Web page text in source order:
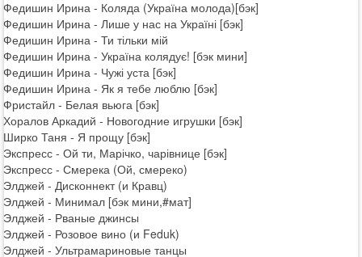
Федишин Ирина - Коляда (Україна молода)[бэк]
Федишин Ирина - Лише у нас на Україні [бэк]
Федишин Ирина - Ти тільки мій
Федишин Ирина - Україна колядує! [бэк мини]
Федишин Ирина - Чужі уста [бэк]
Федишин Ирина - Як я тебе люблю [бэк]
Фристайл - Белая вьюга [бэк]
Хоралов Аркадий - Новогодние игрушки [бэк]
Ширко Таня - Я прощу [бэк]
Экспресс - Ой ти, Марічко, чарівнице [бэк]
Экспресс - Смерека (Ой, смереко)
Элджей - Дисконнект (и Кравц)
Элджей - Минимал [бэк мини,#мат]
Элджей - Рваные джинсы
Элджей - Розовое вино (и Feduk)
Элджей - Ультрамариновые танцы